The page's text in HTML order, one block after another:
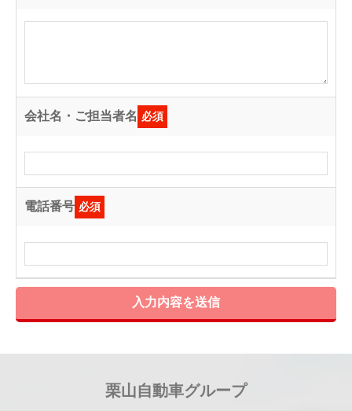
会社名・ご担当者名 必須
電話番号 必須
入力内容を送信
栗山自動車グループ